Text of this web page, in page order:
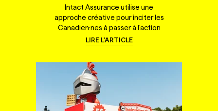
Intact Assurance utilise une
approche créative pour inciter les
Canadien·nes à passer à l'action
LIRE L'ARTICLE